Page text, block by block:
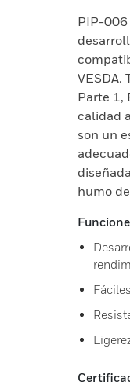
PIP-006
VESDA.
Parte 1,
calidad
son un
humo